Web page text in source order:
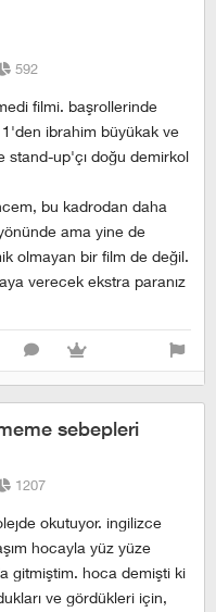
592
filmi. başrollerinde
ibrahim büyükak ve
stand-up'çı doğu demirkol
bu kadrodan daha
ama yine de
olmayan bir film de değil.
verecek ekstra paranız
sebepleri
1207
okutuyor. ingilizce
hocayla yüz yüze
gitmiştim. hoca demişti ki
ve gördükleri için,